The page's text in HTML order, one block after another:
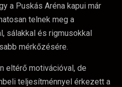
a Puskás Aréna kapui már
telnek meg a
sálakkal és rigmusokkal
mérkőzésére.
eltérő motivációval, de
teljesítménnyel érkezett a